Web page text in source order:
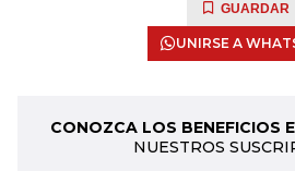
GUARDAR
UNIRSE A
CONOZCA LOS BENEFICIOS
NUESTROS